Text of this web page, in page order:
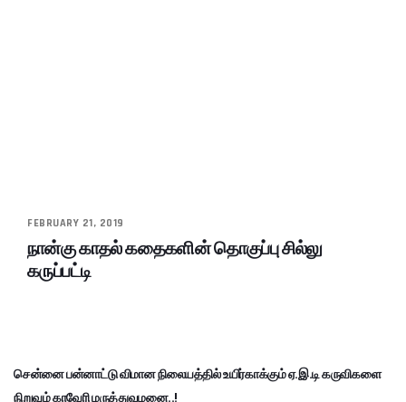
FEBRUARY 21, 2019
நான்கு காதல் கதைகளின் தொகுப்பு சில்லு
கருப்பட்டி
சென்னை பன்னாட்டு விமான நிலையத்தில் உயிர்காக்கும் ஏ.இ.டி கருவிகளை
நிறுவும் காவேரி மருத்துவமனை..!